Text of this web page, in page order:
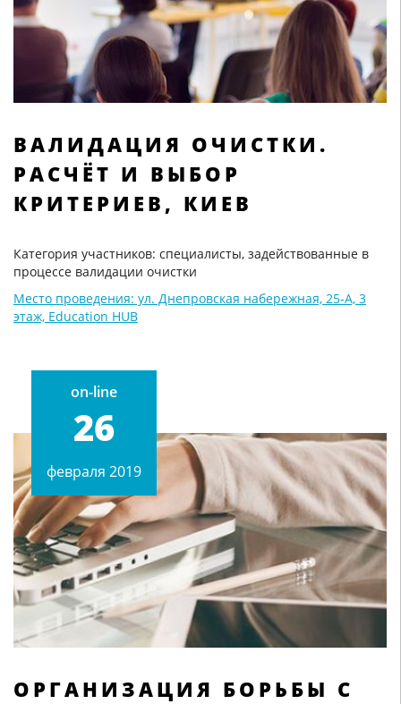
ВАЛИДАЦИЯ ОЧИСТКИ.
РАСЧЁТ И ВЫБОР
КРИТЕРИЕВ, КИЕВ
Категория участников: специалисты, задействованные в
процессе валидации очистки
Место проведения: ул. Днепровская набережная, 25-А, 3
этаж, Education HUB
on-line
26
февраля 2019
ОРГАНИЗАЦИЯ БОРЬБЫ С